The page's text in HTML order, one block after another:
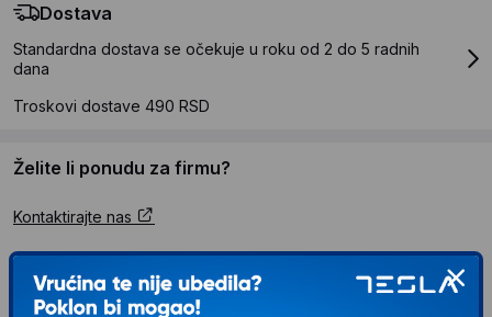
Dostava
Standardna dostava se očekuje u roku od 2 do 5 radnih
dana
Troskovi dostave 490 RSD
Želite li ponudu za firmu?
Kontaktirajte nas
Opis proizvoda PRIZMA Aneroidni aparat za
merenje krvnog pritiska PA1